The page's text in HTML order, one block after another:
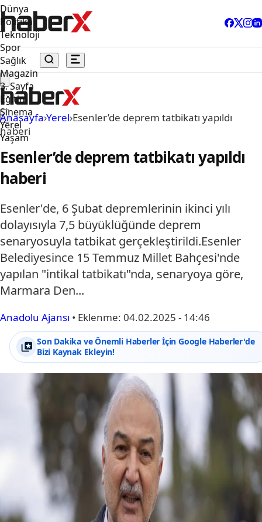
Dünya
Politika
Teknoloji
Spor
Sağlık
Magazin
3. Sayfa
Eğitim
Sinema
Yerel
Yaşam
Anasayfa›Yerel›Esenler’de deprem tatbikatı yapıldı
haberi
Esenler’de deprem tatbikatı yapıldı
haberi
Esenler'de, 6 Şubat depremlerinin ikinci yılı
dolayısıyla 7,5 büyüklüğünde deprem
senaryosuyla tatbikat gerçekleştirildi.Esenler
Belediyesince 15 Temmuz Millet Bahçesi'nde
yapılan "intikal tatbikatı"nda, senaryoya göre,
Marmara Den...
Anadolu Ajansı • Eklenme: 04.02.2025 - 14:46
Son Dakika ve Önemli Haberler İçin Google Haberler'de
Bizi Kaynak Ekleyin!